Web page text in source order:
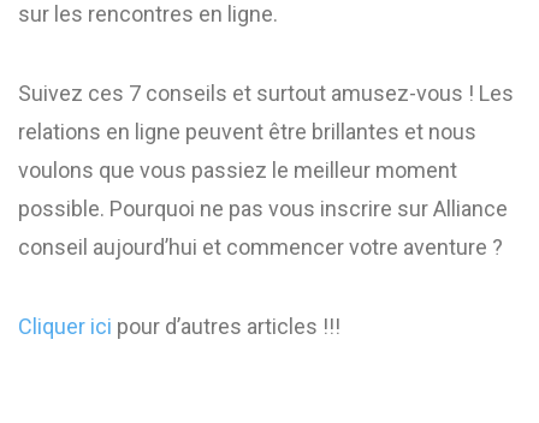
sur les rencontres en ligne.
Suivez ces 7 conseils et surtout amusez-vous ! Les
relations en ligne peuvent être brillantes et nous
voulons que vous passiez le meilleur moment
possible. Pourquoi ne pas vous inscrire sur Alliance
conseil aujourd’hui et commencer votre aventure ?
Cliquer ici pour d’autres articles !!!